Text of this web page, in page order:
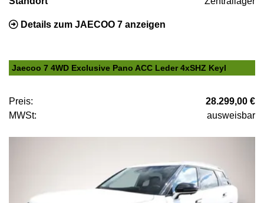
Details zum JAECOO 7 anzeigen
Jaecoo 7 4WD Exclusive Pano ACC Leder 4xSHZ Keyl
Preis:
28.299,00 €
MWSt:
ausweisbar